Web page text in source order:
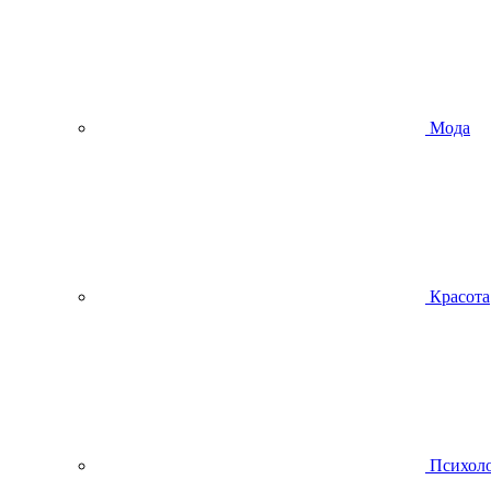
Мода
Красота